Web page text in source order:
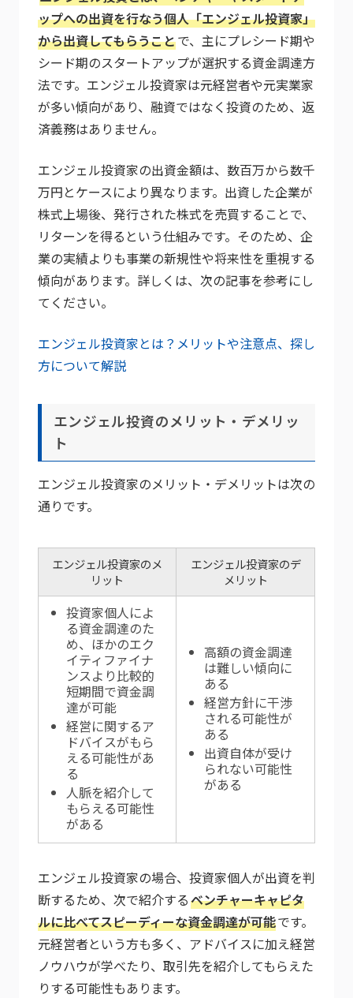
ップへの出資を行なう個人「エンジェル投資家」
から出資してもらうことで、主にプレシード期や
シード期のスタートアップが選択する資金調達方
法です。エンジェル投資家は元経営者や元実業家
が多い傾向があり、融資ではなく投資のため、返
済義務はありません。
エンジェル投資家の出資金額は、数百万から数千
万円とケースにより異なります。出資した企業が
株式上場後、発行された株式を売買することで、
リターンを得るという仕組みです。そのため、企
業の実績よりも事業の新規性や将来性を重視する
傾向があります。詳しくは、次の記事を参考にし
てください。
エンジェル投資家とは？メリットや注意点、探し
方について解説
エンジェル投資のメリット・デメリッ
ト
エンジェル投資家のメリット・デメリットは次の
通りです。
エンジェル投資家のメ
リット
エンジェル投資家のデ
メリット
投資家個人によ
る資金調達のた
め、ほかのエク
イティファイナ
ンスより比較的
短期間で資金調
達が可能
経営に関するア
ドバイスがもら
える可能性があ
る
人脈を紹介して
もらえる可能性
がある
高額の資金調達
は難しい傾向に
ある
経営方針に干渉
される可能性が
ある
出資自体が受け
られない可能性
がある
エンジェル投資家の場合、投資家個人が出資を判
断するため、次で紹介するベンチャーキャピタ
ルに比べてスピーディーな資金調達が可能です。
元経営者という方も多く、アドバイスに加え経営
ノウハウが学べたり、取引先を紹介してもらえた
りする可能性もあります。